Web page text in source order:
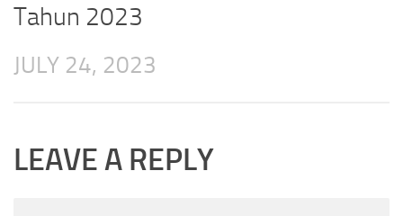
Tahun 2023
JULY 24, 2023
LEAVE A REPLY